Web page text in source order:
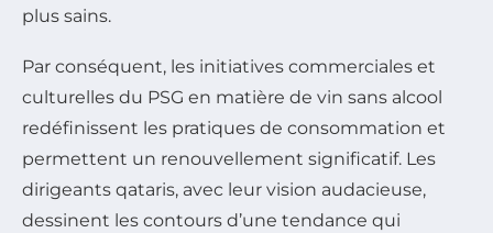
plus sains.
Par conséquent, les initiatives commerciales et
culturelles du PSG en matière de vin sans alcool
redéfinissent les pratiques de consommation et
permettent un renouvellement significatif. Les
dirigeants qataris, avec leur vision audacieuse,
dessinent les contours d’une tendance qui